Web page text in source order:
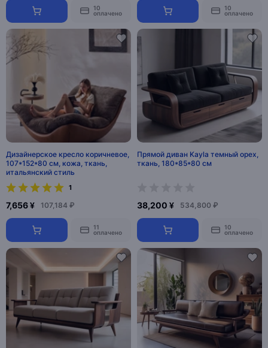
10
оплачено
10
оплачено
Дизайнерское кресло коричневое,
107*152*80 см, кожа, ткань,
итальянский стиль
1
7,656 ¥ 107,184 ₽
11
оплачено
Прямой диван Kayla темный орех,
ткань, 180*85*80 см
38,200 ¥ 534,800 ₽
10
оплачено